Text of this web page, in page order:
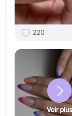
220
Voir plus